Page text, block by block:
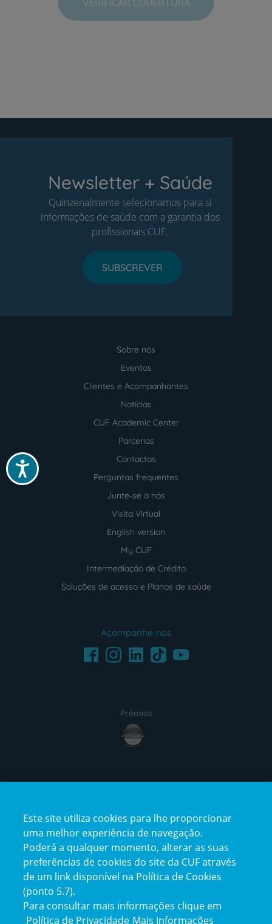
Acessibilidade
VERIFICAR COBERTURA
Newsletter + Saúde
Quinzenalmente selecionamos para si
informações de saúde com a garantia dos
profissionais CUF.
SUBSCREVER
Sobre nós
Eventos
Clientes e Acompanhantes
Notícias
CUF Academic Center
Parcerias
Contactos
Perguntas frequentes
Junte-se a nós
Visita Virtual
English version
My CUF
Intermediação de Crédito
Soluções de acesso e Planos de saúde
Acompanhe-nos
FacebookInstagramLinkedInTikTokYoutube
Prémios
award4
certification2certification3
Reclamações
Este site utiliza cookies para lhe proporcionar
uma melhor experiência de navegação.
Poderá a qualquer momento, alterar as suas
preferências de cookies do site da CUF através
de um link disponível na Política de Cookies
(ponto 5.7).
Para consultar mais informações clique em
Política de Privacidade Mais Informações